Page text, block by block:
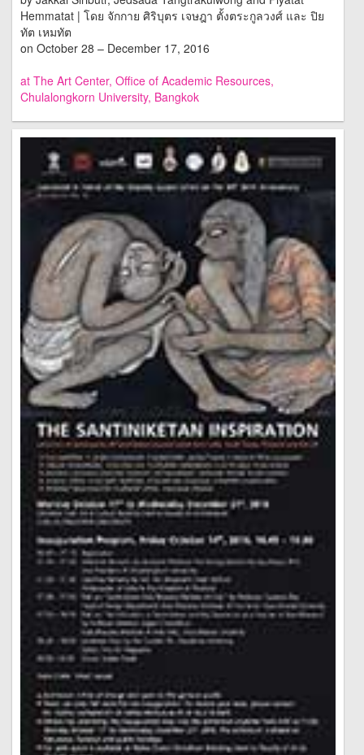
Hemmatat | โดย จักกาย ศิริบุตร เจษฎา ตั้งตระกูลวงศ์ และ ปิย
ทัต เหมทัต
on October 28 – December 17, 2016
at The Art Center, Office of Academic Resources,
Chulalongkorn University, Bangkok